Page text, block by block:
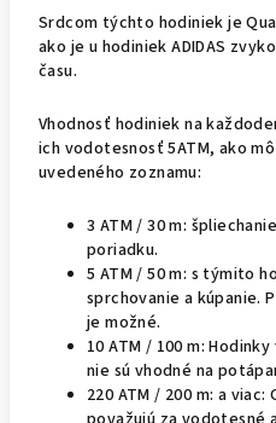
Srdcom týchto hodiniek je
ako je u hodiniek ADIDAS
času.
Vhodnosť hodiniek na
ich vodotesnosť 5ATM, ako
uvedeného zoznamu:
3 ATM / 30 m:
poriadku.
5 ATM / 50 m: s týmito
sprchovanie a kúpanie.
je možné.
10 ATM / 100 m:
nie sú vhodné na
220 ATM / 200 m: a viac: